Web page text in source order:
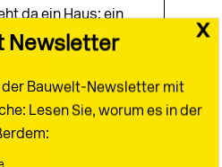
da ein Haus: ein
über ein
Fata Morgana
Wirkung konkreter
Die